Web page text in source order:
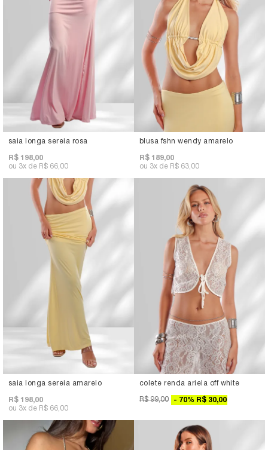
saia longa sereia rosa
R$ 198,00
3x R$ 66,00
blusa fshn wendy amarelo
R$ 189,00
3x R$ 63,00
saia longa sereia amarelo
R$ 198,00
3x R$ 66,00
colete renda ariela off white
R$ 99,00 R$ 30,00
70%